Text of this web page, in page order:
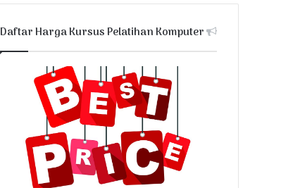
Daftar Harga Kursus Pelatihan Komputer